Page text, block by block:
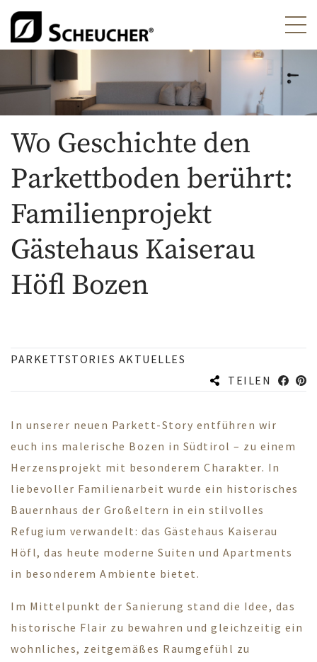
Wo Geschichte den
Parkettboden berührt:
Familienprojekt
Gästehaus Kaiserau
Höfl Bozen
PARKETTSTORIES AKTUELLES
TEILEN
In unserer neuen Parkett-Story entführen wir
euch ins malerische Bozen in Südtirol – zu einem
Herzensprojekt mit besonderem Charakter. In
liebevoller Familienarbeit wurde ein historisches
Bauernhaus der Großeltern in ein stilvolles
Refugium verwandelt: das Gästehaus Kaiserau
Höfl, das heute moderne Suiten und Apartments
in besonderem Ambiente bietet.
Im Mittelpunkt der Sanierung stand die Idee, das
historische Flair zu bewahren und gleichzeitig ein
wohnliches, zeitgemäßes Raumgefühl zu